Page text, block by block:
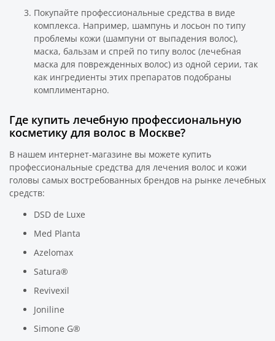
Покупайте профессиональные средства в виде
комплекса. Например, шампунь и лосьон по типу
проблемы кожи (шампуни от выпадения волос),
маска, бальзам и спрей по типу волос (лечебная
маска для поврежденных волос) из одной серии, так
как ингредиенты этих препаратов подобраны
комплиментарно.
Где купить лечебную профессиональную
косметику для волос в Москве?
В нашем интернет-магазине вы можете купить
профессиональные средства для лечения волос и кожи
головы самых востребованных брендов на рынке лечебных
средств:
DSD de Luxe
Med Planta
Azelomax
Satura®
Revivexil
Joniline
Simone G®